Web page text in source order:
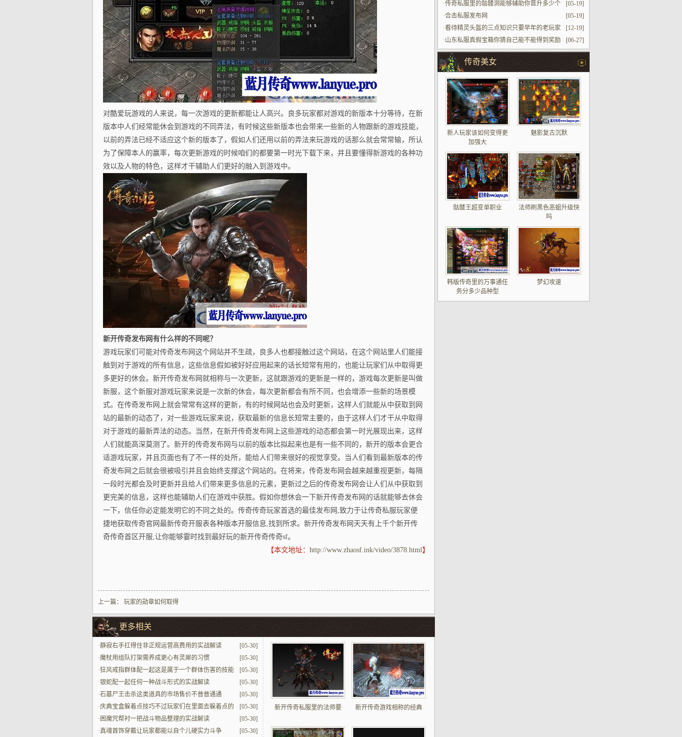
对酷爱玩游戏的人来说，每一次游戏的更新都能让人高兴。良多玩家都对游戏的新版本十分等待，在新
版本中人们经常能休会到游戏的不同弄法，有时候这些新版本也会带来一些新的人物跟新的游戏技能，
以前的弄法已经不适应这个新的版本了，假如人们还用以前的弄法来玩游戏的话那么就会常常输，所认
为了保障本人的赢率，每次更新游戏的时候咱们的都要第一时光下载下来，并且要懂得新游戏的各种功
效以及人物的特色，这样才干辅助人们更好的融入到游戏中。
新开传奇发布网有什么样的不同呢？
游戏玩家们可能对传奇发布网这个网站并不生疏，良多人也都接触过这个网站，在这个网站里人们能接
触到对于游戏的所有信息，这些信息假如被好好应用起来的话长短常有用的，也能让玩家们从中取得更
多更好的休会。新开传奇发布网就相称与一次更新，这就跟游戏的更新是一样的，游戏每次更新是叫做
新服，这个新服对游戏玩家来说是一次新的休会，每次更新都会有所不同，也会增添一些新的场景模
式。在传奇发布网上就会常常有这样的更新，有的时候网站也会及时更新，这样人们就能从中获取到网
站的最新的动态了，对一些游戏玩家来说，获取最新的信息长短常主要的，由于这样人们才干从中取得
对于游戏的最新弄法的动态。当然，在新开传奇发布网上这些游戏的动态都会第一时光展现出来，这样
人们就能高深莫测了。新开的传奇发布网与以前的版本比拟起来也是有一些不同的，新开的版本会更合
适游戏玩家，并且页面也有了不一样的处所，能给人们带来很好的视觉享受。当人们看到最新版本的传
奇发布网之后就会很被吸引并且会始终支撑这个网站的。在将来，传奇发布网会越来越重视更新，每隔
一段时光都会及时更新并且给人们带来更多信息的元素，更新过之后的传奇发布网会让人们从中获取到
更完美的信息，这样也能辅助人们在游戏中获胜。假如你想休会一下新开传奇发布网的话就能够去休会
一下，信任你必定能发明它的不同之处的。传奇传奇玩家首选的最佳发布网,致力于让传奇私服玩家便
捷地获取传奇官网最新传奇开服表各种版本开服信息,找到所求。新开传奇发布网天天有上千个新开传
奇传奇首区开服,让你能够霎时找到最好玩的新开传奇传奇sf。
【本文地址： http://www.zhaosf.ink/video/3878.html】
上一篇： 玩家的勋章如何取得
更多相关
[05-30]
·静寂右手扛得住非正规运营高费用的实战解读
[05-30]
·魔杖用组队打架需养成更心有灵犀的习惯
[05-30]
·狂风戒指群体配一起这是属于一个群体伤害的技能
配一起最中心
[05-30]
·银蛇配一起任何一种战斗形式的实战解读
[05-30]
·石墓尸王击杀这类道具的市场售价不普普通通
[05-30]
·庆典宝盒躲着点技巧不过玩家们在里面去躲着点的
时候要找对位置
[05-30]
· 困魔咒帮衬一把战斗物品整理的实战解读
[05-30]
·真魂首饰穿戴让玩家都能以自个儿硬实力斗争
新开传奇私服里的法师要 新开传奇游戏相称的经典
[05-19]
·传奇私服里的骷髅洞能够辅助你晋升多少个
等级
[05-19]
·合击私服发布网
[12-19]
·看待精灵头盔的三点知识只要早年的老玩家
才想起
[06-27]
·山东私服真假宝箱你猜自己能不能得到奖励
传奇美女
新人玩家该如何变得更
加强大
魅影复古沉默
骷髅王超变单职业
法师刷黑色恶蛆升级快
吗
韩版传奇里的万事通任
务分多少品种型
梦幻攻速